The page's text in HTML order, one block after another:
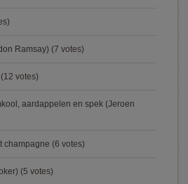
Ramsay) (7 votes)
(12 votes)
aardappelen en spek (Jeroen
champagne (6 votes)
(5 votes)